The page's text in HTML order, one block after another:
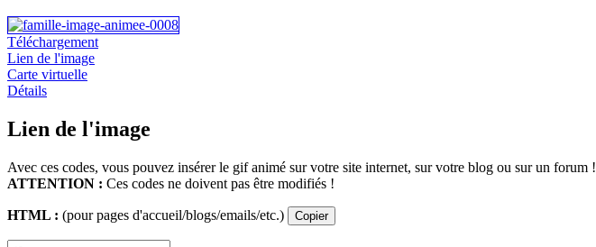
Téléchargement
Lien de l'image
Carte virtuelle
Détails
Lien de l'image
Avec ces codes, vous pouvez insérer le gif animé sur votre site internet, sur votre blog ou sur un forum !
ATTENTION : Ces codes ne doivent pas être modifiés !
HTML : (pour pages d'accueil/blogs/emails/etc.) Copier